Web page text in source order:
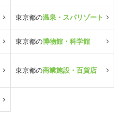
東京都の温泉・スパリゾート
東京都の博物館・科学館
東京都の商業施設・百貨店